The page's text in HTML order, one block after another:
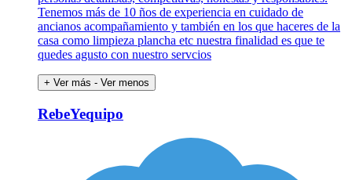
Tenemos más de 10 ños de experiencia en cuidado de
ancianos acompañamiento y también en los que haceres de la
casa como limpieza plancha etc nuestra finalidad es que te
quedes agusto con nuestro servcios
+ Ver más - Ver menos
RebeYequipo